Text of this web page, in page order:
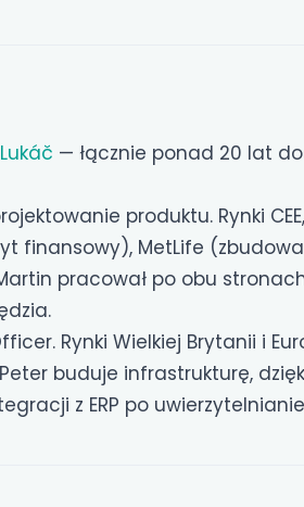
— łącznie ponad 20 lat
produktu. Rynki
finansowy), MetLife
pracował po obu
Rynki Wielkiej Brytanii i
buduje infrastrukturę,
z ERP po